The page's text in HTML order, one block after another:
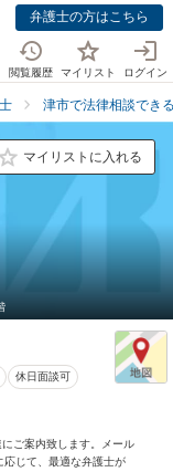
弁護士の方はこちら
閲覧履歴 マイリスト ログイン
津市で法律相談でき
マイリストに入れる
休日面談可
ご案内致します。メール
応じて、最適な弁護士が